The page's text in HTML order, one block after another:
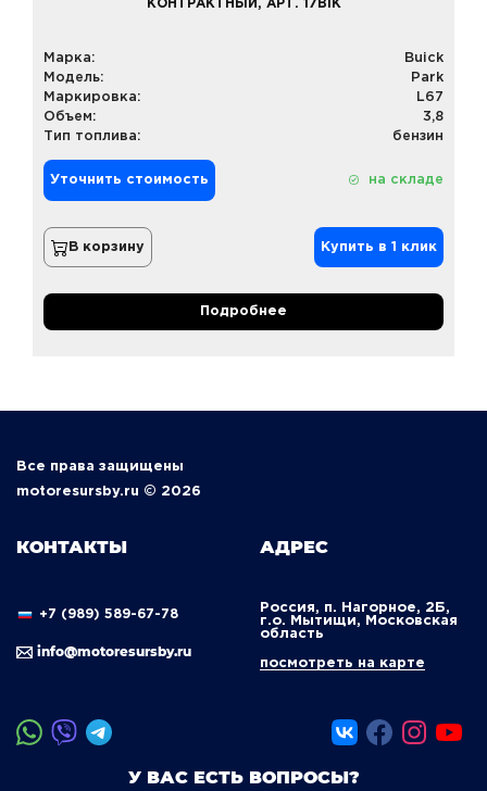
КОНТРАКТНЫЙ, АРТ. 17BIK
Марка:
Buick
Модель:
Park
Маркировка:
L67
Объем:
3,8
Тип топлива:
бензин
Уточнить стоимость на складе
В корзину Купить в 1 клик
Подробнее
Все права защищены
motoresursby.ru © 2026
КОНТАКТЫ
+7 (989) 589-67-78
info@motoresursby.ru
АДРЕС
Россия, п. Нагорное, 2Б,
г.о. Мытищи, Московская
область
посмотреть на карте
У ВАС ЕСТЬ ВОПРОСЫ?